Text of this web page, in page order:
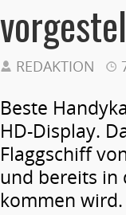
REDAKTION
Beste
HD-Display.
Flaggschiff
und bereits in
kommen wird.